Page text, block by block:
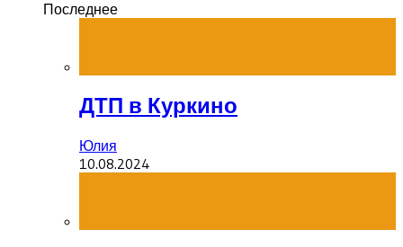
Последнее
ДТП в Куркино
Юлия
10.08.2024